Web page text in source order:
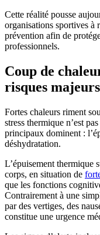
Cette réalité pousse
organisations sportives à
prévention afin de
professionnels.
Coup de
risques
Fortes chaleurs riment
stress thermique n’est
principaux dominent :
déshydratation.
L’épuisement thermique
corps, en situation de
que les fonctions
Contrairement à une
par des vertiges, des
constitue une urgence